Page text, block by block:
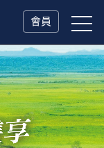
會員